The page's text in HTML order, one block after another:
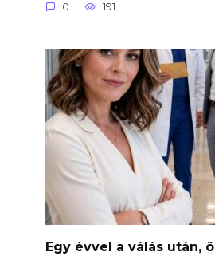
0 191
Egy évvel a válás után,